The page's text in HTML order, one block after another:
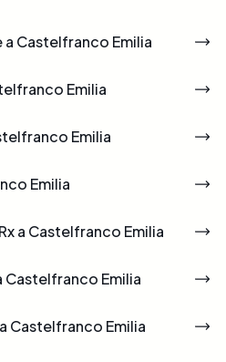
Castelfranco Emilia
Emilia
Emilia
Emilia
a Castelfranco Emilia
Emilia
Castelfranco Emilia